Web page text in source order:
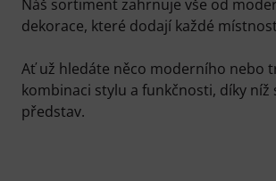
Náš sortiment zahrnuje vše od
dekorace, které dodají každé
Ať už hledáte něco moderního nebo
kombinaci stylu a funkčnosti, díky níž
představ.